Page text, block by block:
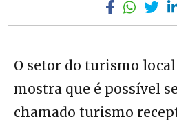
O setor do turismo
mostra que é possível
chamado turismo